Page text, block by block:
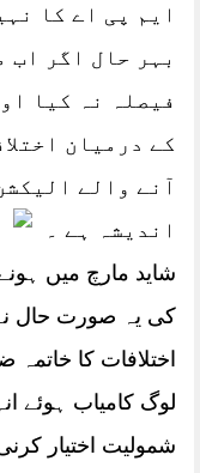
ایم پی اے کا
بہر حال اگر اب
فیصلہ نہ کیا
کے درمیان
آنے والے
اندیشہ ہے ۔
شاید مارچ میں
کی یہ صورت حال
اختلافات کا
لوگ کامیاب ہوئے
شمولیت اختیار